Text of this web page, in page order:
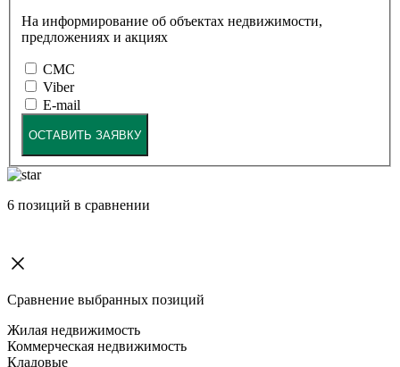
На информирование об объектах недвижимости,
предложениях и акциях
СМС
Viber
E-mail
ОСТАВИТЬ ЗАЯВКУ
6 позиций в сравнении
Сравнение выбранных позиций
Жилая недвижимость
Коммерческая недвижимость
Кладовые